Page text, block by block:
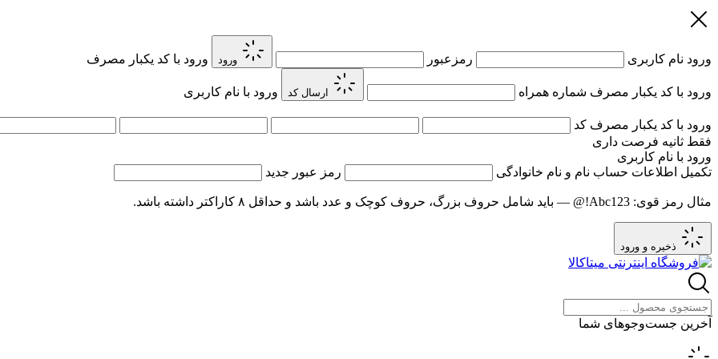
ورود نام کاربری رمزعبور ورود ورود با کد یکبار مصرف
ورود با کد یکبار مصرف شماره همراه ارسال کد ورود با نام کاربری
ورود با کد یکبار مصرف کد
فقط ثانیه فرصت داری
ورود با نام کاربری
تکمیل اطلاعات حساب نام و نام خانوادگی رمز عبور جدید
مثال رمز قوی: Abc123!@ — باید شامل حروف بزرگ، حروف کوچک و عدد باشد و حداقل ۸ کاراکتر داشته باشد.
ذخیره و ورود
آخرین جست‌وجوهای شما